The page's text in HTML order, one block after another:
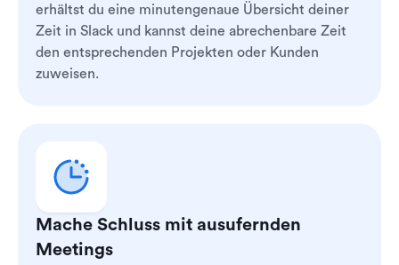
erhältst du eine minutengenaue Übersicht deiner
Zeit in Slack und kannst deine abrechenbare Zeit
den entsprechenden Projekten oder Kunden
zuweisen.
Mache Schluss mit ausufernden
Meetings